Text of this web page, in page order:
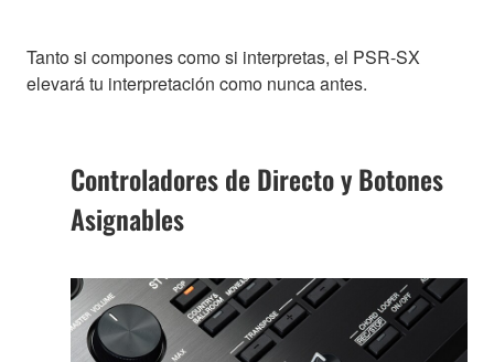
Tanto si compones como si interpretas, el PSR-SX
elevará tu interpretación como nunca antes.
Controladores de Directo y Botones
Asignables